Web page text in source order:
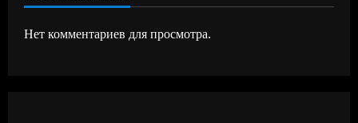
Нет комментариев для просмотра.